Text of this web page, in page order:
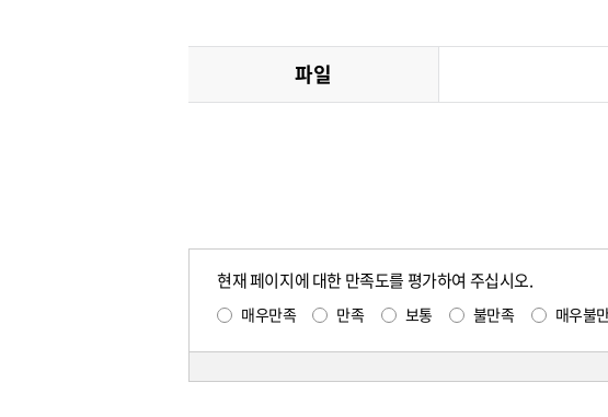
파일
현재 페이지에 대한 만족도를 평가하여 주십시오.
매우만족 만족 보통 불만족 매우불